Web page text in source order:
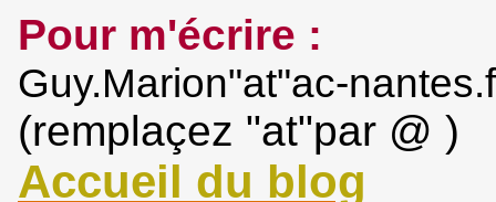
Pour m'écrire :
Guy.Marion"at"ac-
(remplaçez "at"par @ )
Accueil du blog